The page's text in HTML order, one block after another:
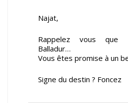
Najat,
Rappelez vous que
Balladur…
Vous êtes promise à un
Signe du destin ? Foncez